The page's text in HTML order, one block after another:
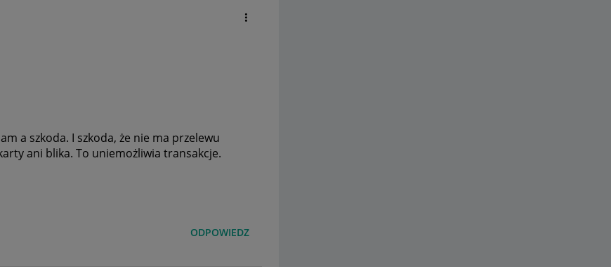
a szkoda. I szkoda, że nie ma przelewu
ani blika. To uniemożliwia transakcje.
ODPOWIEDZ